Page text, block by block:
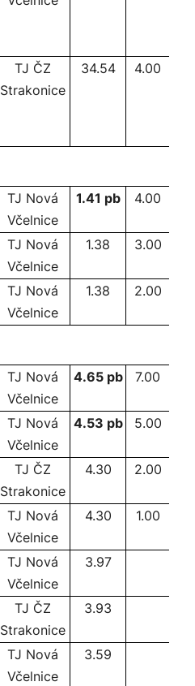
TJ ČZ
Strakonice
34.54 4.00
TJ Nová
Včelnice
1.41 pb 4.00
TJ Nová
Včelnice
1.38 3.00
TJ Nová
Včelnice
1.38 2.00
TJ Nová
Včelnice
4.65 pb 7.00
TJ Nová
Včelnice
4.53 pb 5.00
TJ ČZ
Strakonice
4.30 2.00
TJ Nová
Včelnice
4.30 1.00
TJ Nová
Včelnice
3.97
TJ ČZ
Strakonice
3.93
TJ Nová
Včelnice
3.59